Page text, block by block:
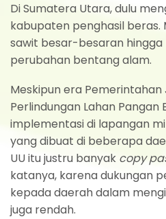
Di Sumatera Utara, dulu
kabupaten penghasil beras.
sawit besar-besaran
perubahan bentang alam.
Meskipun era Pemerintahan
Perlindungan Lahan
implementasi di lapangan
yang dibuat di beberapa
UU itu justru banyak copy
katanya, karena dukungan
kepada daerah dalam
juga rendah.